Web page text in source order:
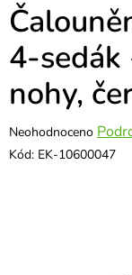
4-sedák
nohy,
Průměrné
hodnocení
Neohodnoceno
Kód: EK-10600047